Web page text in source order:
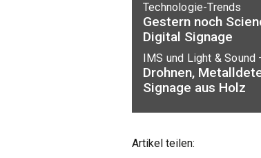
Technologie-Trends
Gestern noch
Digital Signage
IMS und Light & Sound
Drohnen,
Signage aus Holz
Artikel teilen: